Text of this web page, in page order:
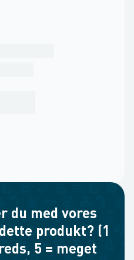
du med vores
produkt? (1
5 = meget